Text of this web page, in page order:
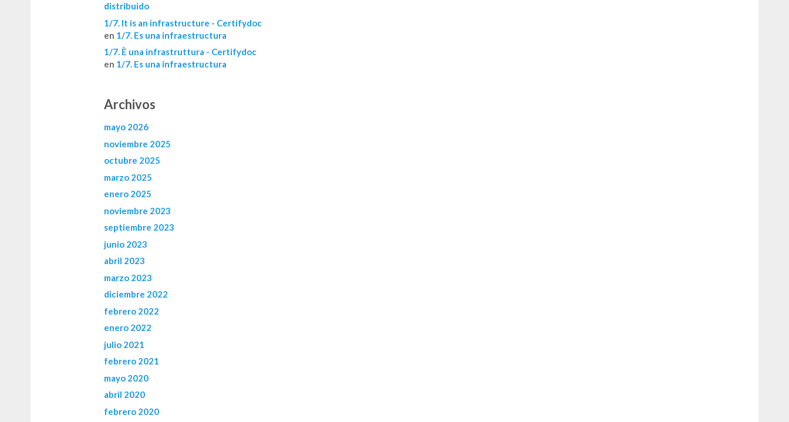
distribuido
1/7. It is an infrastructure - Certifydoc
en 1/7. Es una infraestructura
1/7. È una infrastruttura - Certifydoc
en 1/7. Es una infraestructura
Archivos
mayo 2026
noviembre 2025
octubre 2025
marzo 2025
enero 2025
noviembre 2023
septiembre 2023
junio 2023
abril 2023
marzo 2023
diciembre 2022
febrero 2022
enero 2022
julio 2021
febrero 2021
mayo 2020
abril 2020
febrero 2020